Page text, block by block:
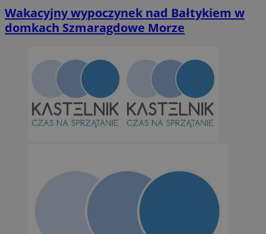
Wakacyjny wypoczynek nad Bałtykiem w
domkach Szmaragdowe Morze
Niesklasyfikowane
Niezbędne Wydajność Targetowanie
Niezbędne pliki cookie umożliwiają korzystanie z podstawowych
Domena
orzesze.com.pl
QeSessID